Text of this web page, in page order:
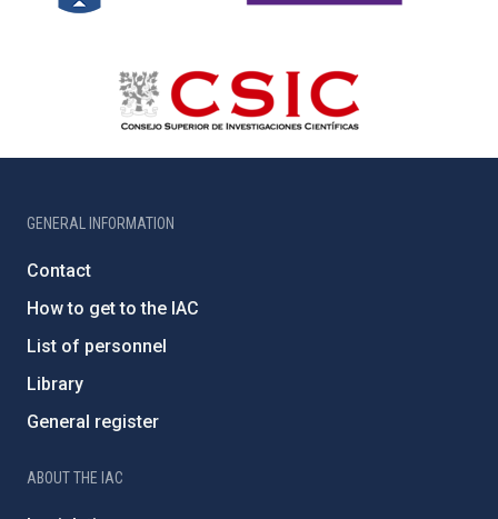
GENERAL INFORMATION
Contact
How to get to the IAC
List of personnel
Library
General register
ABOUT THE IAC